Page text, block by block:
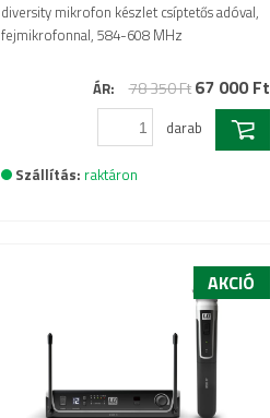
diversity mikrofon készlet csíptetős adóval,
fejmikrofonnal, 584-608 MHz
ÁR: 78 350 Ft 67 000 Ft
darab
Szállítás: raktáron
AKCIÓ